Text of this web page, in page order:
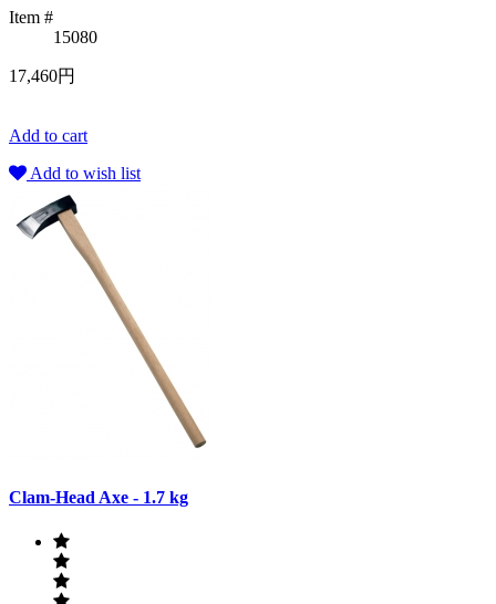
Item #
15080
17,460円
Add to cart
Add to wish list
Clam-Head Axe - 1.7 kg